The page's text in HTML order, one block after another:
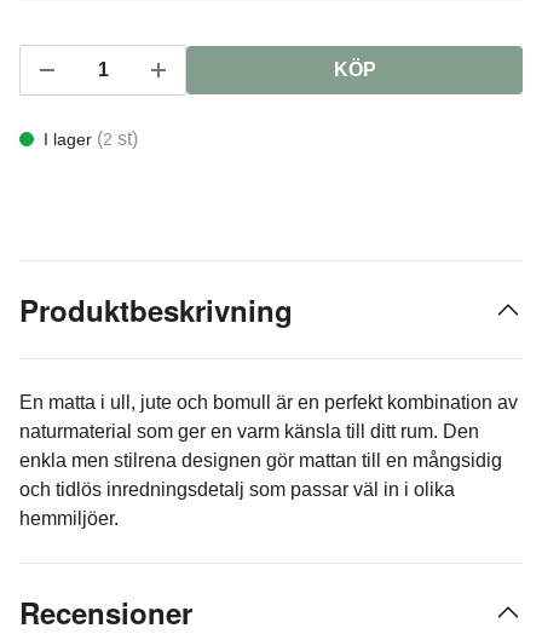
KÖP
I lager (2 st)
Produktbeskrivning
En matta i ull, jute och bomull är en perfekt kombination av
naturmaterial som ger en varm känsla till ditt rum. Den
enkla men stilrena designen gör mattan till en mångsidig
och tidlös inredningsdetalj som passar väl in i olika
hemmiljöer.
Recensioner